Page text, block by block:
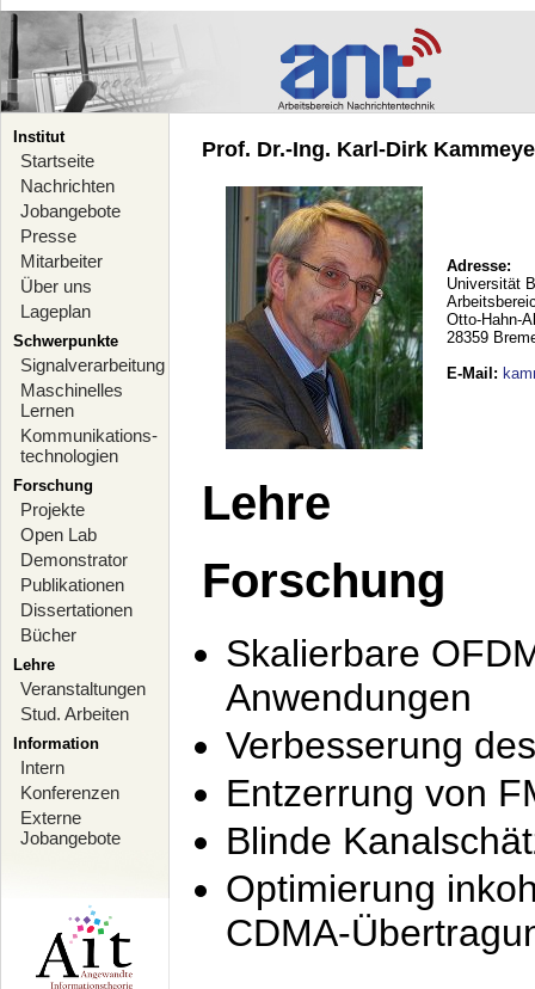
Institut
Startseite
Nachrichten
Jobangebote
Presse
Mitarbeiter
Über uns
Lageplan
Schwerpunkte
Signalverarbeitung
Maschinelles
Lernen
Kommunikations-
technologien
Forschung
Projekte
Open Lab
Demonstrator
Publikationen
Dissertationen
Bücher
Lehre
Veranstaltungen
Stud. Arbeiten
Information
Intern
Konferenzen
Externe
Jobangebote
Prof. Dr.-Ing. Karl-Dirk
Adresse:
Universität
Otto-Hahn-
28359
E-Mail :
Lehre
Forschung
Skalierbare
Anwendungen
Verbesserung
Entzerrung von
Blinde
Optimierung
CDMA-